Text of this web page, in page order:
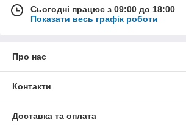
Сьогодні працює з 09:00 до 18:00
Показати весь графік роботи
Про нас
Контакти
Доставка та оплата